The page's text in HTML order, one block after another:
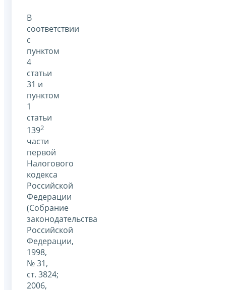
В
соответствии
с
пунктом
4
статьи
31 и
пунктом
1
статьи
1392
части
первой
Налогового
кодекса
Российской
Федерации
(Собрание
законодательства
Российской
Федерации,
1998,
№ 31,
ст. 3824;
2006,